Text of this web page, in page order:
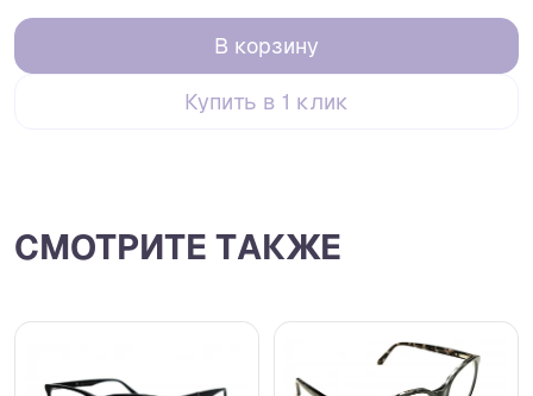
В корзину
Купить в 1 клик
СМОТРИТЕ ТАКЖЕ